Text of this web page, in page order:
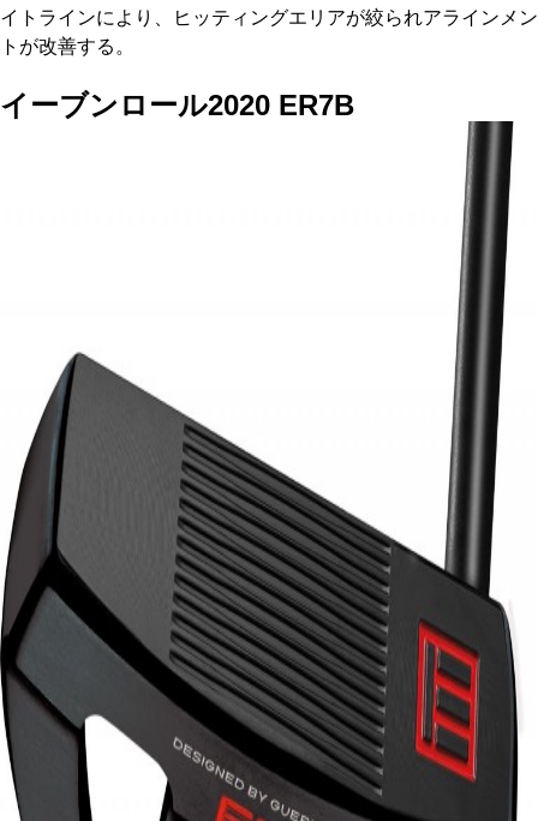
イトラインにより、ヒッティングエリアが絞られアラインメン
トが改善する。
イーブンロール2020 ER7B